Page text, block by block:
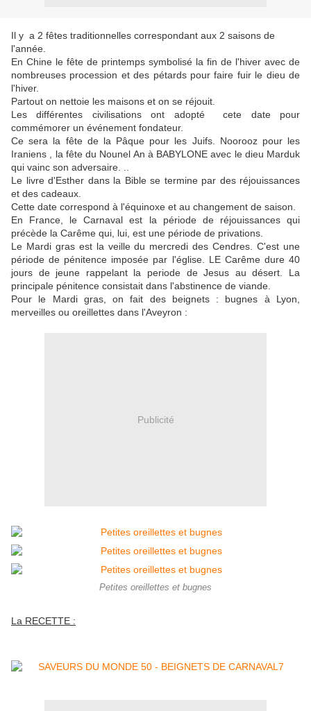
Il y a 2 fêtes traditionnelles correspondant aux 2 saisons de
l'année.
En Chine le fête de printemps symbolisé la fin de l'hiver avec de
nombreuses procession et des pétards pour faire fuir le dieu de
l'hiver.
Partout on nettoie les maisons et on se réjouit.
Les différentes civilisations ont adopté cete date pour
commémorer un événement fondateur.
Ce sera la fête de la Pâque pour les Juifs. Noorooz pour les
Iraniens , la fête du Nounel An à BABYLONE avec le dieu Marduk
qui vainc son adversaire. ..
Le livre d'Esther dans la Bible se termine par des réjouissances
et des cadeaux.
Cette date correspond à l'équinoxe et au changement de saison.
En France, le Carnaval est la période de réjouissances qui
précède la Carême qui, lui, est une période de privations.
Le Mardi gras est la veille du mercredi des Cendres. C'est une
période de pénitence imposée par l'église. LE Carême dure 40
jours de jeune rappelant la periode de Jesus au désert. La
principale pénitence consistait dans l'abstinence de viande.
Pour le Mardi gras, on fait des beignets : bugnes à Lyon,
merveilles ou oreillettes dans l'Aveyron :
Publicité
Petites oreillettes et bugnes
La RECETTE :